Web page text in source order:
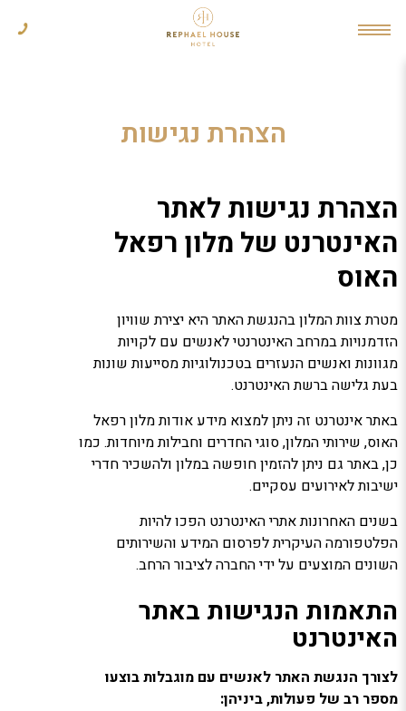
הצהרת נגישות
הצהרת נגישות לאתר
האינטרנט של מלון רפאל
האוס
בשנים האחרונות אתרי האינטרנט הפכו להיות
הפלטפורמה העיקרית לפרסום המידע והשירותים
השונים המוצעים על ידי החברה לציבור הרחב.
באתר אינטרנט זה ניתן למצוא מידע אודות מלון רפאל
האוס, שירותי המלון, סוגי החדרים וחבילות מיוחדות. כמו
כן, באתר גם ניתן להזמין חופשה במלון ולהשכיר חדרי
ישיבות לאירועים עסקיים.
מטרת צוות המלון בהנגשת האתר היא יצירת שוויון
הזדמנויות במרחב האינטרנטי לאנשים עם לקויות
מגוונות ואנשים הנעזרים בטכנולוגיות מסייעות שונות
בעת גלישה ברשת האינטרנט.
התאמות הנגישות באתר
האינטרנט
לצורך הנגשת האתר לאנשים עם מוגבלות בוצעו
מספר רב של פעולות, ביניהן: